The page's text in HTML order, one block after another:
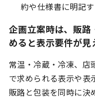
約や仕様書に明記
企画立案時は、販
めると表示要件が見
常温・冷蔵・冷凍、店
で求められる表示や表
販路と包装を同時に決